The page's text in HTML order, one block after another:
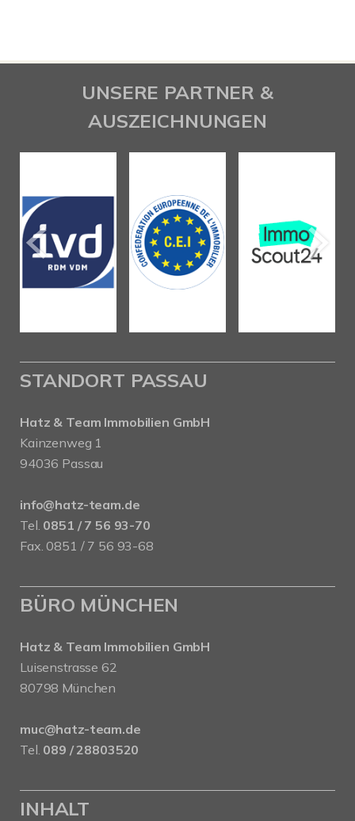
UNSERE PARTNER &
AUSZEICHNUNGEN
STANDORT PASSAU
Hatz & Team Immobilien GmbH
Kainzenweg 1
94036 Passau
info@hatz-team.de
Tel. 0851 / 7 56 93-70
Fax. 0851 / 7 56 93-68
BÜRO MÜNCHEN
Hatz & Team Immobilien GmbH
Luisenstrasse 62
80798 München
muc@hatz-team.de
Tel. 089 / 28803520
INHALT